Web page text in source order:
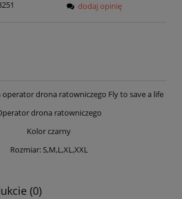
dodaj opinię
operator drona ratowniczego Fly to save a life
drona ratowniczego
Kolor czarny
Rozmiar: S,M,L,XL,XXL
(0)